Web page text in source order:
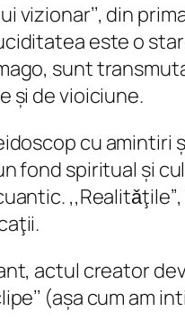
vizionar’’, din
este o
sunt
și de vioiciune.
cu amintiri
fond spiritual și
actul creator
(așa cum